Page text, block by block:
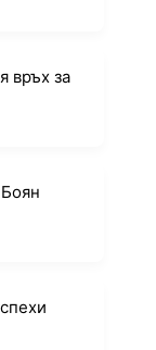
връх за